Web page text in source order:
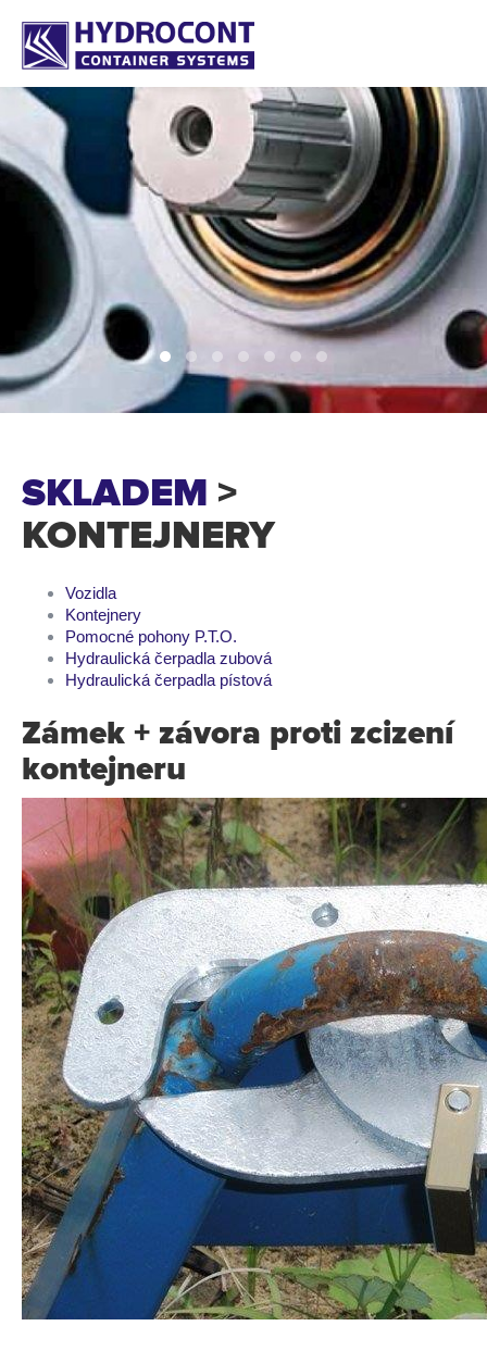
SKLADEM >
KONTEJNERY
Vozidla
Kontejnery
Pomocné pohony P.T.O.
Hydraulická čerpadla zubová
Hydraulická čerpadla pístová
Zámek + závora proti zcizení
kontejneru